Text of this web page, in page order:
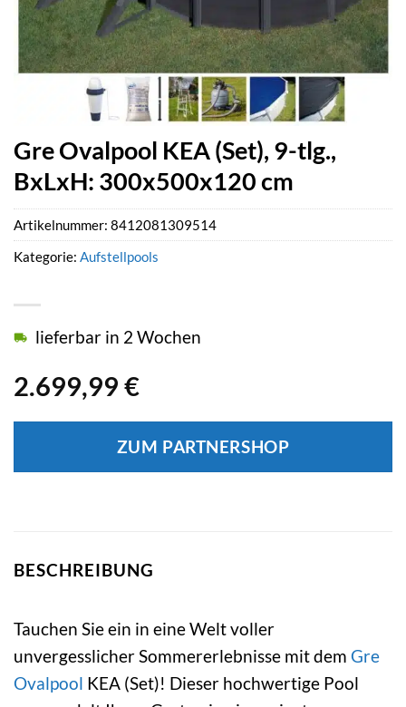
Gre Ovalpool KEA (Set), 9-tlg.,
BxLxH: 300x500x120 cm
2.699,99 €
lieferbar in 2 Wochen
ZUM PARTNERSHOP
Artikelnummer: 8412081309514
Kategorie: Aufstellpools
BESCHREIBUNG
Tauchen Sie ein in eine Welt voller
unvergesslicher Sommererlebnisse mit dem Gre
Ovalpool KEA (Set)! Dieser hochwertige Pool